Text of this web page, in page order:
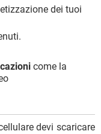
dei tuoi
come la
devi scaricare